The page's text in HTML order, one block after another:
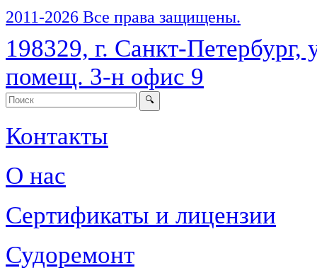
2011-2026 Все права защищены.
198329, г. Санкт-
помещ. 3-н офис 9
Контакты
О нас
Сертификаты и лицензии
Судоремонт